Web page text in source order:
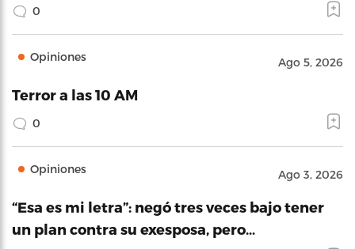
0
Opiniones Ago 5, 2026
Terror a las 10 AM
0
Opiniones Ago 3, 2026
“Esa es mi letra”: negó tres veces bajo tener
un plan contra su exesposa, pero…